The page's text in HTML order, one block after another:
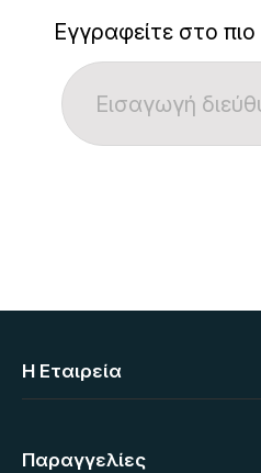
Εγγραφείτε στο
Η Eταιρεία
Παραγγελίες